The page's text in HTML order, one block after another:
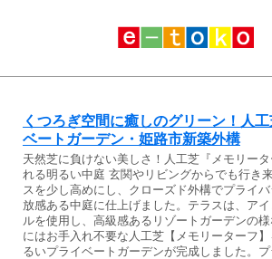
くつろぎ空間に癒しのグリーン！人
ベートガーデン・姫路市新築外構
天然芝に負けない美しさ！人工芝『メモリー
れる明るい中庭 玄関やリビングからでも行き
スを少し高めにし、クローズド外構でプライ
放感ある中庭に仕上げました。テラスは、ア
ルを使用し、高級感あるリゾートガーデンの
にはお手入れ不要な人工芝【メモリーターフ
るいプライベートガーデンが完成しました。